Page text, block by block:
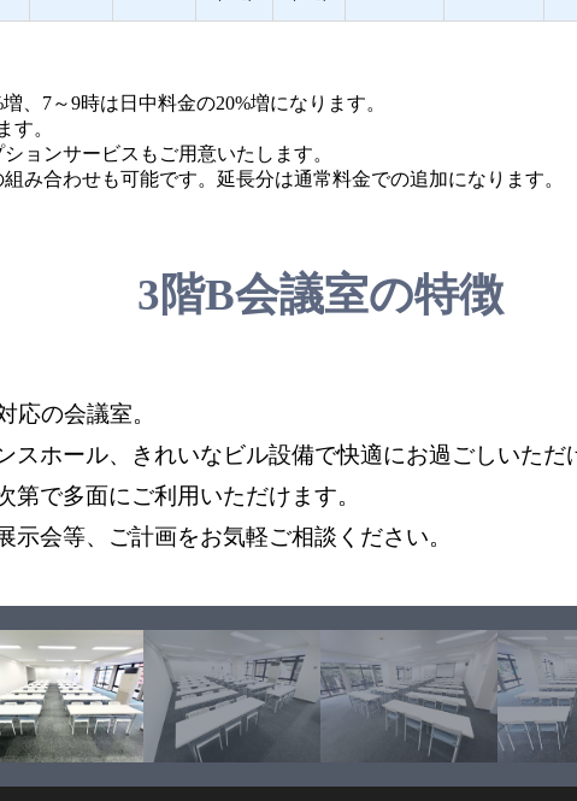
、7～9時は日中料金の20%増になります。
す。
ョンサービスもご用意いたします。
み合わせも可能です。延長分は通常料金での追加になります。
3階B会議室の特徴
応の会議室。
スホール、きれいなビル設備で快適にお過ごしいただ
第で多面にご利用いただけます。
示会等、ご計画をお気軽ご相談ください。